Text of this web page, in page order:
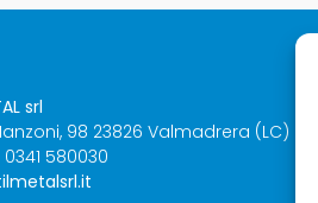
srl
98 23826 Valmadrera (LC)
0341 580030